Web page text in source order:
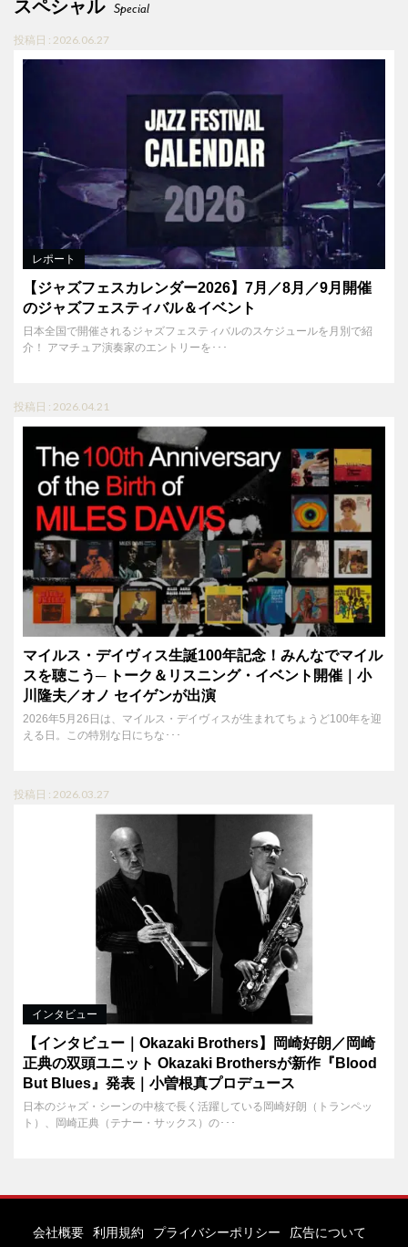
スペシャル Special
投稿日 : 2026.06.27
レポート
【ジャズフェスカレンダー2026】7月／8月／9月開催
のジャズフェスティバル＆イベント
日本全国で開催されるジャズフェスティバルのスケジュールを月別で紹
介！ アマチュア演奏家のエントリーを･･･
投稿日 : 2026.04.21
マイルス・デイヴィス生誕100年記念！みんなでマイル
スを聴こう─ トーク＆リスニング・イベント開催｜小
川隆夫／オノ セイゲンが出演
2026年5月26日は、マイルス・デイヴィスが生まれてちょうど100年を迎
える日。この特別な日にちな･･･
投稿日 : 2026.03.27
インタビュー
【インタビュー｜Okazaki Brothers】岡崎好朗／岡崎
正典の双頭ユニット Okazaki Brothersが新作『Blood
But Blues』発表｜小曽根真プロデュース
日本のジャズ・シーンの中核で長く活躍している岡崎好朗（トランペッ
ト）、岡崎正典（テナー・サックス）の･･･
会社概要 利用規約 プライバシーポリシー 広告について